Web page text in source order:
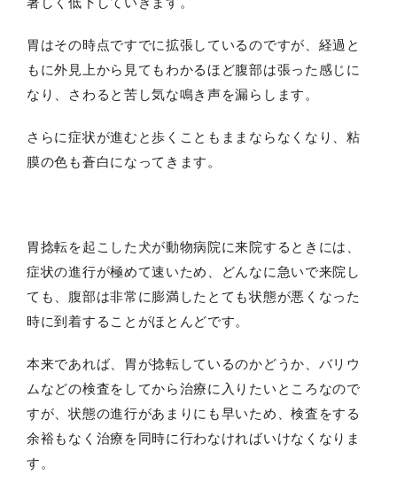
胃はその時点ですでに拡張しているのですが、経過と
もに外見上から見てもわかるほど腹部は張った感じに
なり、さわると苦し気な鳴き声を漏らします。
さらに症状が進むと歩くこともままならなくなり、粘
膜の色も蒼白になってきます。
胃捻転を起こした犬が動物病院に来院するときには、
症状の進行が極めて速いため、どんなに急いで来院し
ても、腹部は非常に膨満したとても状態が悪くなった
時に到着することがほとんどです。
本来であれば、胃が捻転しているのかどうか、バリウ
ムなどの検査をしてから治療に入りたいところなので
すが、状態の進行があまりにも早いため、検査をする
余裕もなく治療を同時に行わなければいけなくなりま
す。